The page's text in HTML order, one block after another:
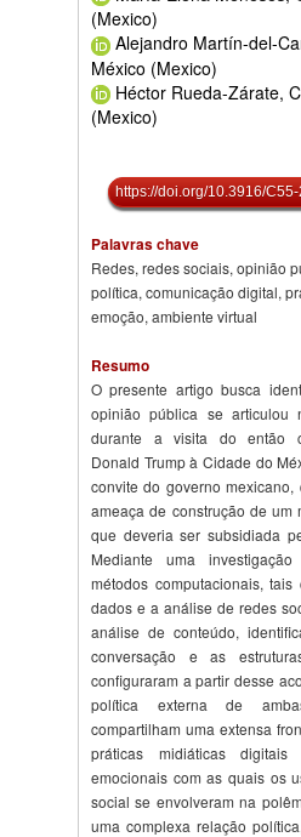
(Mexico)
Alejandro Martín-del-
México (Mexico)
Héctor Rueda-Zárate,
(Mexico)
https://doi.org/10.3916/
Palavras chave
Redes, redes sociais, opinião
política, comunicação digital,
emoção, ambiente virtual
Resumo
O presente artigo busca
opinião pública se articulou
durante a visita do então
Donald Trump à Cidade do
convite do governo
ameaça de construção de um
que deveria ser subsidiada
Mediante uma
métodos computacionais,
dados e a análise de redes
análise de conteúdo,
conversação e as
configuraram a partir desse
política externa de
compartilham uma extensa
práticas midiáticas
emocionais com as quais os
social se envolveram na
uma complexa relação